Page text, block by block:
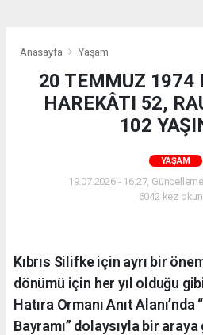
Anasayfa Yaşam
20 TEMMUZ 1974
HAREKÂTI 52,
102
YAŞAM
19.07.2026 - 16:27,
6042 kez
Kıbrıs Silifke için ayrı bir
dönümü için her yıl olduğu
Hatıra Ormanı Anıt
Bayramı” dolaysıyla bir